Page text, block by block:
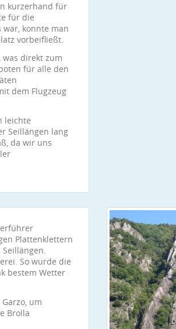
kurzerhand für
für die
war, konnte man
vorbeifließt.
direkt zum
für alle den
dem Flugzeug
leichte
Seillängen lang
da wir uns
Plattenklettern
So wurde die
bestem Wetter
um
Brolla